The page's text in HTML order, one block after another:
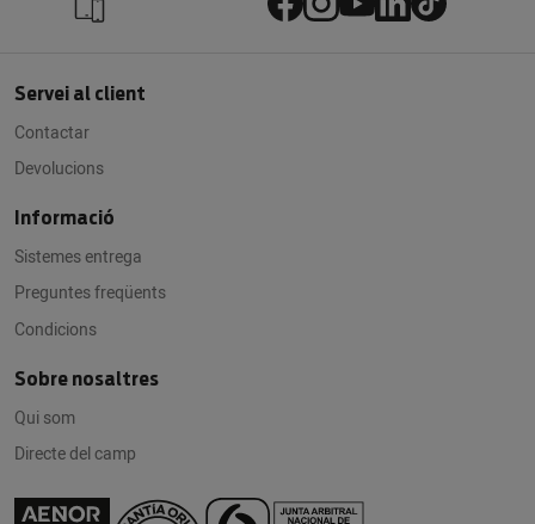
Servei al client
Contactar
Devolucions
Informació
Sistemes entrega
Preguntes freqüents
Condicions
Sobre nosaltres
Qui som
Directe del camp